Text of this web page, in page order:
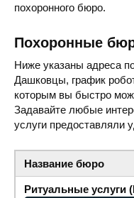
похоронного бюро.
Похоронные
Ниже указаны адреса
Дашковцы, график
которым вы быстро
Задавайте любые
услуги предоставляли
Название бюро
Ритуальные услуги